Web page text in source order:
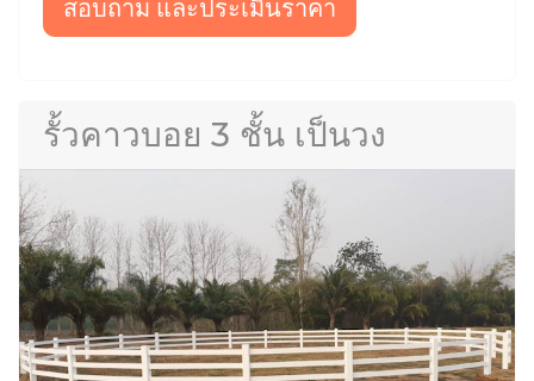
สอบถาม และประเมินราคา
รั้วคาวบอย 3 ชั้น เป็นวง